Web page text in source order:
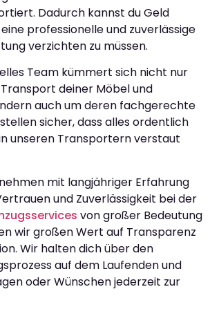
Dadurch kannst du Geld
professionelle und zuverlässige
verzichten zu müssen.
Team kümmert sich nicht nur
deiner Möbel und
auch um deren fachgerechte
sicher, dass alles ordentlich
unseren Transportern verstaut
mit langjähriger Erfahrung
und Zuverlässigkeit bei der
von großer Bedeutung
wir großen Wert auf Transparenz
Wir halten dich über den
auf dem Laufenden und
oder Wünschen jederzeit zur